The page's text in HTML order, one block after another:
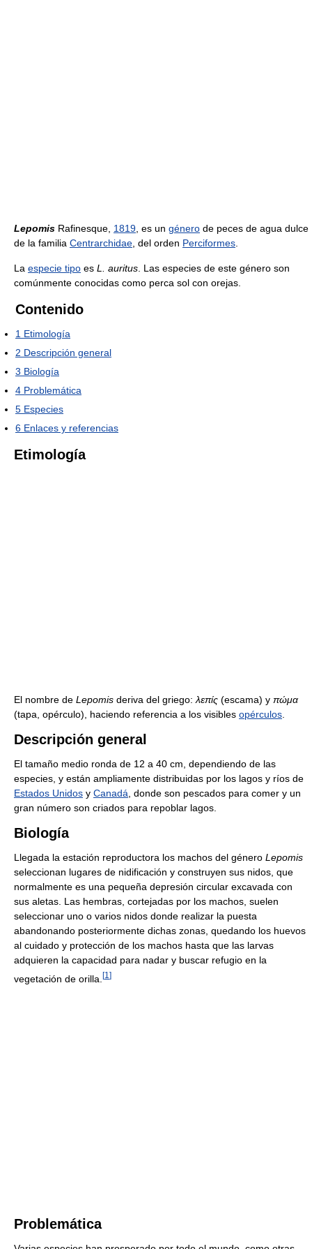
Lepomis Rafinesque, 1819 , es un género de peces de agua dulce
de la familia Centrarchidae , del orden Perciformes
La especie tipo es L. auritus . Las especies de este género son
comúnmente conocidas como perca sol con orejas.
Contenido
1 Etimología
2 Descripción general
3 Biología
4 Problemática
5 Especies
6 Enlaces y referencias
Etimología
El nombre de Lepomis deriva del griego: λεπίς (escama) y πώμα
(tapa, opérculo), haciendo referencia a los visibles opérculos
Descripción general
El tamaño medio ronda de 12 a 40 cm, dependiendo de las
especies, y están ampliamente distribuidas por los lagos y ríos de
Estados Unidos y Canadá , donde son pescados para comer y un
gran número son criados para repoblar lagos.
Biología
Llegada la estación reproductora los machos del género Lepomis
seleccionan lugares de nidificación y construyen sus nidos, que
normalmente es una pequeña depresión circular excavada con
sus aletas. Las hembras, cortejadas por los machos, suelen
seleccionar uno o varios nidos donde realizar la puesta
abandonando posteriormente dichas zonas, quedando los huevos
al cuidado y protección de los machos hasta que las larvas
adquieren la capacidad para nadar y buscar refugio en la
vegetación de orilla. [1 ]
Problemática